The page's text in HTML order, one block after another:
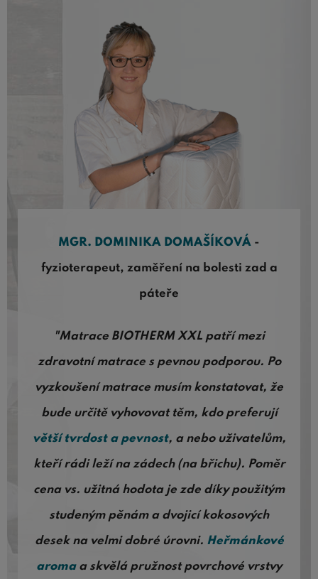
MGR. DOMINIKA DOMAŠÍKOVÁ -
fyzioterapeut, zaměření na bolesti zad a
páteře
"Matrace BIOTHERM XXL patří mezi
zdravotní matrace s pevnou podporou. Po
vyzkoušení matrace musím konstatovat, že
bude určitě vyhovovat těm, kdo preferují
větší tvrdost a pevnost, a nebo uživatelům,
kteří rádi leží na zádech (na břichu). Poměr
cena vs. užitná hodota je zde díky použitým
studeným pěnám a dvojicí kokosových
desek na velmi dobré úrovni. Heřmánkové
aromaa skvělá pružnost povrchové vrstvy